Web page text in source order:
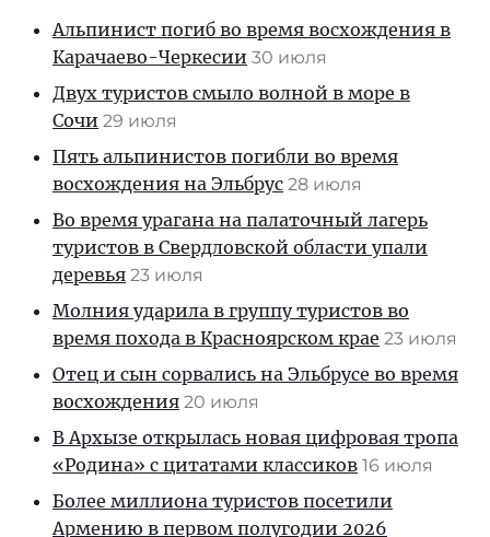
Альпинист погиб во время восхождения в
Карачаево-Черкесии 30 июля
Двух туристов смыло волной в море в
Сочи 29 июля
Пять альпинистов погибли во время
восхождения на Эльбрус 28 июля
Во время урагана на палаточный лагерь
туристов в Свердловской области упали
деревья 23 июля
Молния ударила в группу туристов во
время похода в Красноярском крае 23 июля
Отец и сын сорвались на Эльбрусе во время
восхождения 20 июля
В Архызе открылась новая цифровая тропа
«Родина» с цитатами классиков 16 июля
Более миллиона туристов посетили
Армению в первом полугодии 2026